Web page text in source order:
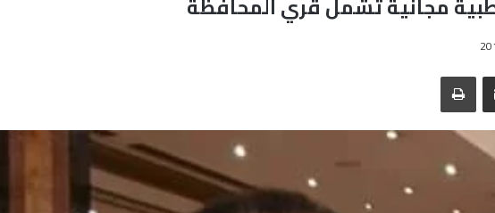
مشاركة عبر البريد طباعة